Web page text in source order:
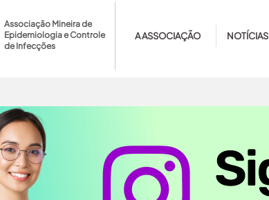
Associação Mineira de
Epidemiologia e Controle
de Infecções
A ASSOCIAÇÃO NOTÍCIAS